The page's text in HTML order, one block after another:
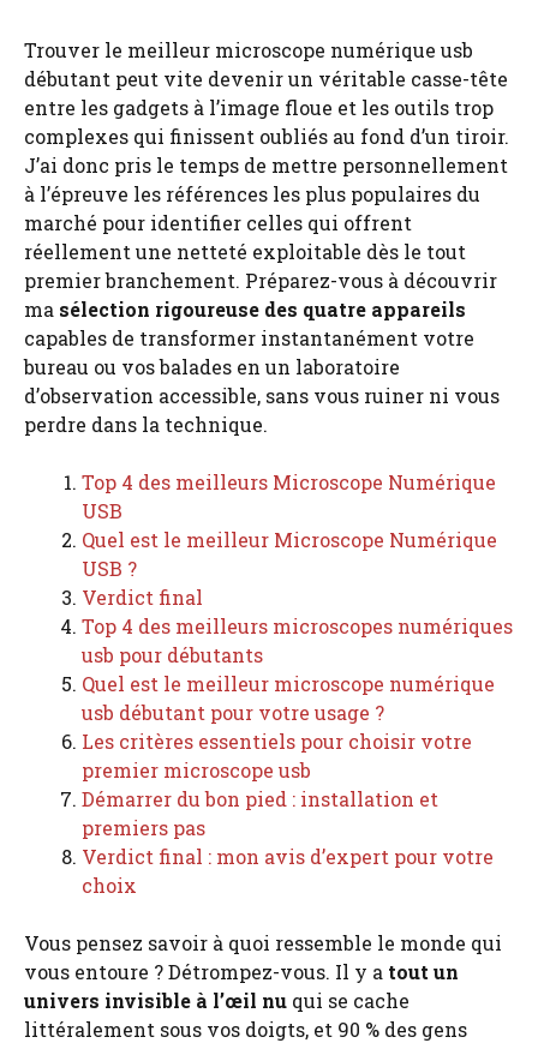
Trouver le meilleur microscope numérique usb
débutant peut vite devenir un véritable casse-tête
entre les gadgets à l’image floue et les outils trop
complexes qui finissent oubliés au fond d’un tiroir.
J’ai donc pris le temps de mettre personnellement
à l’épreuve les références les plus populaires du
marché pour identifier celles qui offrent
réellement une netteté exploitable dès le tout
premier branchement. Préparez-vous à découvrir
ma sélection rigoureuse des quatre appareils
capables de transformer instantanément votre
bureau ou vos balades en un laboratoire
d’observation accessible, sans vous ruiner ni vous
perdre dans la technique.
Top 4 des meilleurs Microscope Numérique
USB
Quel est le meilleur Microscope Numérique
USB ?
Verdict final
Top 4 des meilleurs microscopes numériques
usb pour débutants
Quel est le meilleur microscope numérique
usb débutant pour votre usage ?
Les critères essentiels pour choisir votre
premier microscope usb
Démarrer du bon pied : installation et
premiers pas
Verdict final : mon avis d’expert pour votre
choix
Vous pensez savoir à quoi ressemble le monde qui
vous entoure ? Détrompez-vous. Il y a tout un
univers invisible à l’œil nu qui se cache
littéralement sous vos doigts, et 90 % des gens